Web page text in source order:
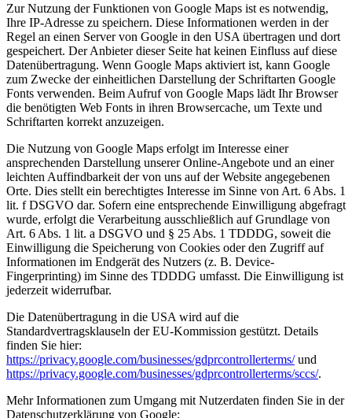
Zur Nutzung der Funktionen von Google Maps ist es notwendig,
Ihre IP-Adresse zu speichern. Diese Informationen werden in der
Regel an einen Server von Google in den USA übertragen und dort
gespeichert. Der Anbieter dieser Seite hat keinen Einfluss auf diese
Datenübertragung. Wenn Google Maps aktiviert ist, kann Google
zum Zwecke der einheitlichen Darstellung der Schriftarten Google
Fonts verwenden. Beim Aufruf von Google Maps lädt Ihr Browser
die benötigten Web Fonts in ihren Browsercache, um Texte und
Schriftarten korrekt anzuzeigen.
Die Nutzung von Google Maps erfolgt im Interesse einer
ansprechenden Darstellung unserer Online-Angebote und an einer
leichten Auffindbarkeit der von uns auf der Website angegebenen
Orte. Dies stellt ein berechtigtes Interesse im Sinne von Art. 6 Abs. 1
lit. f DSGVO dar. Sofern eine entsprechende Einwilligung abgefragt
wurde, erfolgt die Verarbeitung ausschließlich auf Grundlage von
Art. 6 Abs. 1 lit. a DSGVO und § 25 Abs. 1 TDDDG, soweit die
Einwilligung die Speicherung von Cookies oder den Zugriff auf
Informationen im Endgerät des Nutzers (z. B. Device-
Fingerprinting) im Sinne des TDDDG umfasst. Die Einwilligung ist
jederzeit widerrufbar.
Die Datenübertragung in die USA wird auf die
Standardvertragsklauseln der EU-Kommission gestützt. Details
finden Sie hier:
https://privacy.google.com/businesses/gdprcontrollerterms/und
https://privacy.google.com/businesses/gdprcontrollerterms/sccs/.
Mehr Informationen zum Umgang mit Nutzerdaten finden Sie in der
Datenschutzerklärung von Google: